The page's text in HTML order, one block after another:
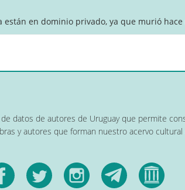
están en dominio privado, ya que murió hace
datos de autores de Uruguay que permite
y autores que forman nuestro acervo cultural